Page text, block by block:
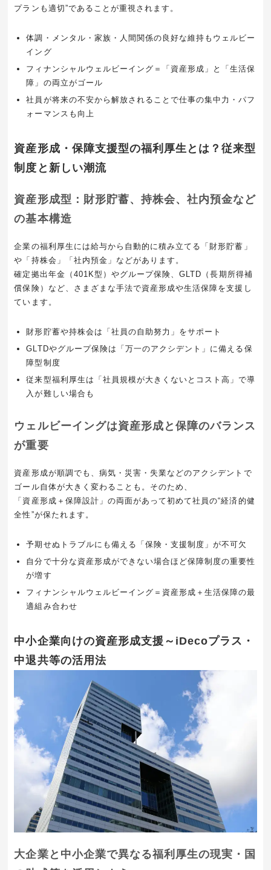
プランも適切”であることが重視されます。
体調・メンタル・家族・人間関係の良好な維持もウェルビー
イング
フィナンシャルウェルビーイング＝「資産形成」と「生活保
障」の両立がゴール
社員が将来の不安から解放されることで仕事の集中力・パフ
ォーマンスも向上
資産形成・保障支援型の福利厚生とは？従来型
制度と新しい潮流
資産形成型：財形貯蓄、持株会、社内預金など
の基本構造
企業の福利厚生には給与から自動的に積み立てる「財形貯蓄」
や「持株会」「社内預金」などがあります。
確定拠出年金（401K型）やグループ保険、GLTD（長期所得補
償保険）など、さまざまな手法で資産形成や生活保障を支援し
ています。
財形貯蓄や持株会は「社員の自助努力」をサポート
GLTDやグループ保険は「万一のアクシデント」に備える保
障型制度
従来型福利厚生は「社員規模が大きくないとコスト高」で導
入が難しい場合も
ウェルビーイングは資産形成と保障のバランス
が重要
資産形成が順調でも、病気・災害・失業などのアクシデントで
ゴール自体が大きく変わることも。そのため、
「資産形成＋保障設計」の両面があって初めて社員の“経済的健
全性”が保たれます。
予期せぬトラブルにも備える「保険・支援制度」が不可欠
自分で十分な資産形成ができない場合ほど保障制度の重要性
が増す
フィナンシャルウェルビーイング＝資産形成＋生活保障の最
適組み合わせ
中小企業向けの資産形成支援～iDecoプラス・
中退共等の活用法
大企業と中小企業で異なる福利厚生の現実・国